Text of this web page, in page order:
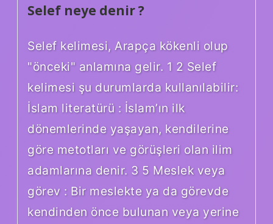
Selef neye denir ?
Selef kelimesi, Arapça kökenli olup
"önceki" anlamına gelir. 1 2 Selef
kelimesi şu durumlarda kullanılabilir:
İslam literatürü : İslam’ın ilk
dönemlerinde yaşayan, kendilerine
göre metotları ve görüşleri olan ilim
adamlarına denir. 3 5 Meslek veya
görev : Bir meslekte ya da görevde
kendinden önce bulunan veya yerine